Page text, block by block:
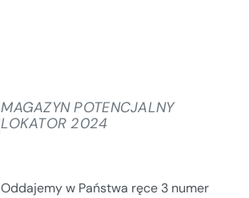
MAGAZYN POTENCJALNY
LOKATOR 2024
Oddajemy w Państwa ręce 3 numer